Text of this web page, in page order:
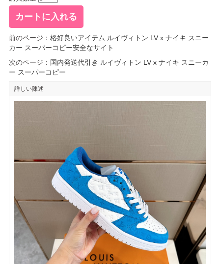
前のページ： 格好良いアイテム ルイヴィトン LV x ナイキ スニー
カー スーパーコピー安全なサイト
次のページ： 国内発送代引き ルイヴィトン LV x ナイキ スニーカ
ー スーパーコピー
詳しい陳述